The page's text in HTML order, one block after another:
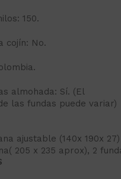
150.
cojín: No.
almohada: Sí. (El
las fundas puede variar)
ajustable (140x 190x 27)
205 x 235 aprox), 2